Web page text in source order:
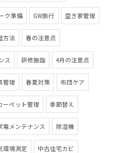
ク準備 GW旅行 空き家管理
方法 春の注意点
ス 研修施設 4月の注意点
管理 春夏対策 布団ケア
ーペット管理 季節替え
電メンテナンス 除湿機
環境測定 中古住宅カビ